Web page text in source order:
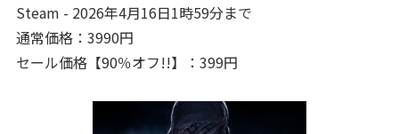
Steam - 2026年4月16日1時59分まで
通常価格：3990円
セール価格【90％オフ!!】：399円